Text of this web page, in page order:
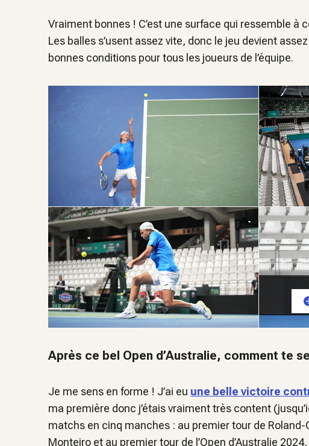
Vraiment bonnes ! C’est une surface qui ressemble à
Les balles s’usent assez vite, donc le jeu devient
bonnes conditions pour tous les joueurs de l’équipe.
Après ce bel Open d’Australie, comment te
Je me sens en forme ! J’ai eu une belle victoire
ma première donc j’étais vraiment très content (
matchs en cinq manches : au premier tour de
Monteiro et au premier tour de l’Open d’Australie